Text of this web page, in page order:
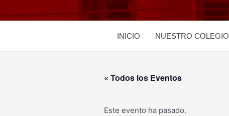
INICIO NUESTRO COLEGIO
« Todos los Eventos
Este evento ha pasado.